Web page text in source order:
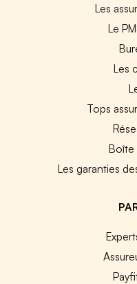
Les
Le
Les
Tops
Boîte
Les garanties